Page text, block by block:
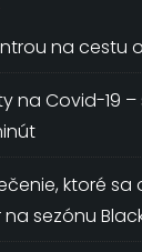
na cestu
na Covid-19
ktoré
sezónu